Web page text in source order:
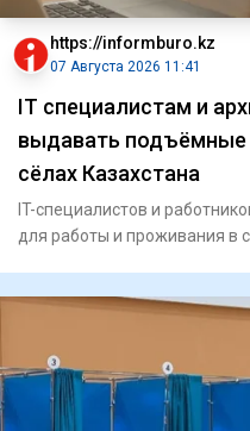
https://informburo.kz
07 Августа 2026 11:41
IT специалистам и
выдавать подъёмные
сёлах Казахстана
IT-специалистов и
для работы и проживания в